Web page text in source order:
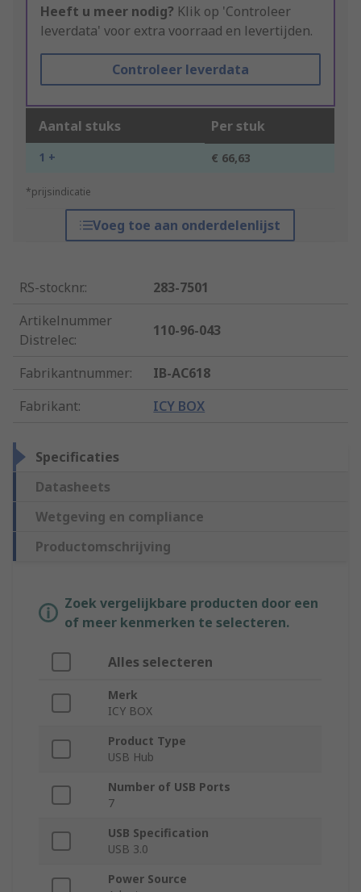
Heeft u meer nodig? Klik op 'Controleer
leverdata' voor extra voorraad en levertijden.
Controleer leverdata
Aantal stuks Per stuk
1 + € 66,63
*prijsindicatie
Voeg toe aan onderdelenlijst
RS-stocknr.:
283-7501
Artikelnummer
Distrelec:
110-96-043
Fabrikantnummer:
IB-AC618
Fabrikant: ICY BOX
Specificaties
Datasheets
Wetgeving en compliance
Productomschrijving
Zoek vergelijkbare producten door een
of meer kenmerken te selecteren.
Alles selecteren
Merk
ICY BOX
Product Type
USB Hub
Number of USB Ports
7
USB Specification
USB 3.0
Power Source